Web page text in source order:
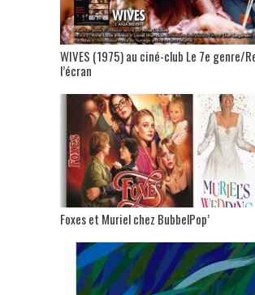
WIVES (1975) au ciné-club Le 7e genre/
l’écran
Foxes et Muriel chez BubbelPop’